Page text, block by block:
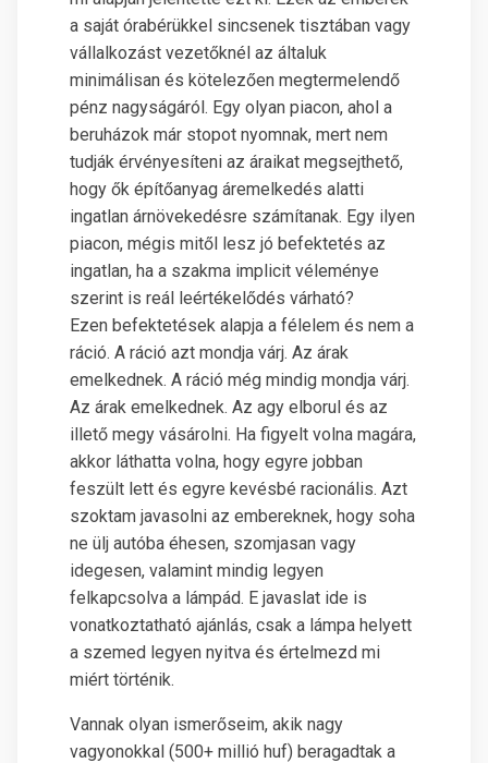
a saját órabérükkel sincsenek tisztában vagy
vállalkozást vezetőknél az általuk
minimálisan és kötelezően megtermelendő
pénz nagyságáról. Egy olyan piacon, ahol a
beruházok már stopot nyomnak, mert nem
tudják érvényesíteni az áraikat megsejthető,
hogy ők építőanyag áremelkedés alatti
ingatlan árnövekedésre számítanak. Egy ilyen
piacon, mégis mitől lesz jó befektetés az
ingatlan, ha a szakma implicit véleménye
szerint is reál leértékelődés várható?
Ezen befektetések alapja a félelem és nem a
ráció. A ráció azt mondja várj. Az árak
emelkednek. A ráció még mindig mondja várj.
Az árak emelkednek. Az agy elborul és az
illető megy vásárolni. Ha figyelt volna magára,
akkor láthatta volna, hogy egyre jobban
feszült lett és egyre kevésbé racionális. Azt
szoktam javasolni az embereknek, hogy soha
ne ülj autóba éhesen, szomjasan vagy
idegesen, valamint mindig legyen
felkapcsolva a lámpád. E javaslat ide is
vonatkoztatható ajánlás, csak a lámpa helyett
a szemed legyen nyitva és értelmezd mi
miért történik.
Vannak olyan ismerőseim, akik nagy
vagyonokkal (500+ millió huf) beragadtak a